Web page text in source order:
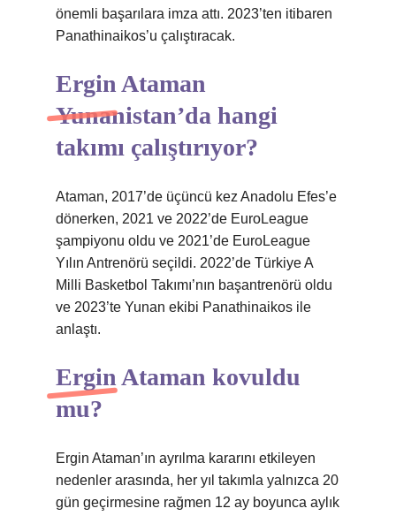
önemli başarılara imza attı. 2023’ten itibaren
Panathinaikos’u çalıştıracak.
Ergin Ataman
Yunanistan’da hangi
takımı çalıştırıyor?
Ataman, 2017’de üçüncü kez Anadolu Efes’e
dönerken, 2021 ve 2022’de EuroLeague
şampiyonu oldu ve 2021’de EuroLeague
Yılın Antrenörü seçildi. 2022’de Türkiye A
Milli Basketbol Takımı’nın başantrenörü oldu
ve 2023’te Yunan ekibi Panathinaikos ile
anlaştı.
Ergin Ataman kovuldu
mu?
Ergin Ataman’ın ayrılma kararını etkileyen
nedenler arasında, her yıl takımla yalnızca 20
gün geçirmesine rağmen 12 ay boyunca aylık